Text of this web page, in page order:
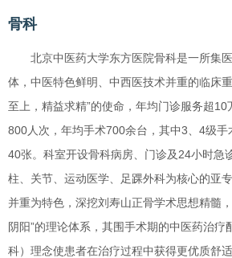
骨科
北京中医药大学东方医院骨科是一所集
体，中医特色鲜明、中西医技术并重的临床
至上，精益求精”的使命，年均门诊服务超
800人次，年均手术700余台，其中3、4级手
40张。科室开设骨科病房、门诊及24小时急
柱、关节、运动医学、足踝外科为核心的亚
并重为特色，深挖刘寿山正骨学术思想精髓
阴阳”的理论体系，其围手术期的中医药治疗
科）理念使患者在治疗过程中获得更优质舒